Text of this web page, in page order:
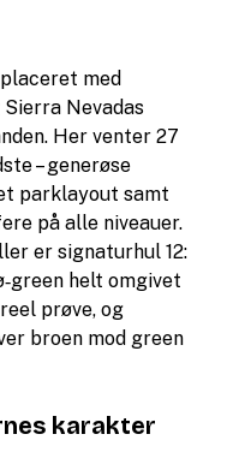
med
Sierra Nevadas
Her venter 27
– generøse
parklayout samt
på alle niveauer.
er signaturhul 12:
helt omgivet
prøve, og
broen mod green
karakter